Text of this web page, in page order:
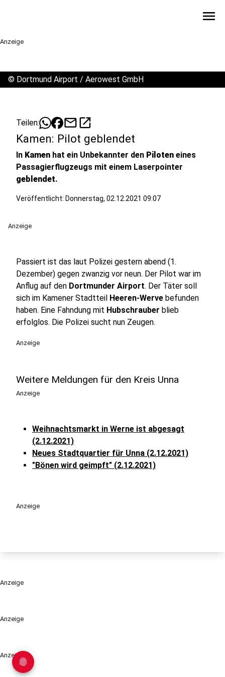
menu
Anzeige
Anzeige
Anzeige
© Dortmund Airport / Aerowest GmbH
Teilen: mailopen_in_new
Kamen: Pilot geblendet
In Kamen hat ein Unbekannter den Piloten eines
Passagierflugzeugs mit einem Laserpointer
geblendet.
Veröffentlicht: Donnerstag, 02.12.2021 09:07
Anzeige
Passiert ist das laut Polizei gestern abend (1.
Dezember) gegen zwanzig vor neun. Der Pilot war im
Anflug auf den Dortmunder Airport. Der Täter soll
sich im Kamener Stadtteil Heeren-Werve befunden
haben. Eine Fahndung mit Hubschrauber blieb
erfolglos. Die Polizei sucht nun Zeugen.
Anzeige
Weitere Meldungen für den Kreis Unna
Anzeige
Weihnachtsmarkt in Werne ist abgesagt
(2.12.2021)
Neues Stadtquartier für Unna (2.12.2021)
"Bönen wird geimpft" (2.12.2021)
Anzeige
Anzeige